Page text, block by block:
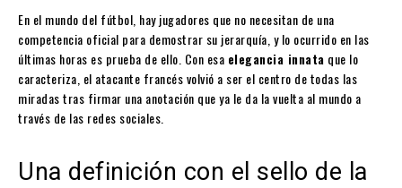
En el mundo del fútbol, hay jugadores que no necesitan de una
competencia oficial para demostrar su jerarquía, y lo ocurrido en las
últimas horas es prueba de ello. Con esa elegancia innata que lo
caracteriza, el atacante francés volvió a ser el centro de todas las
miradas tras firmar una anotación que ya le da la vuelta al mundo a
través de las redes sociales.
Una definición con el sello de la